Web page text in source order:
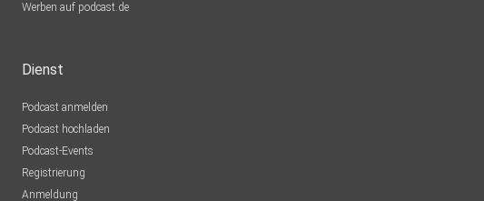
Werben auf podcast.de
Dienst
Podcast anmelden
Podcast hochladen
Podcast-Events
Registrierung
Anmeldung